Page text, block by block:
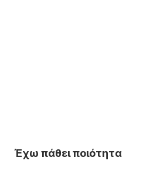
Έχω πάθει ποιότητα